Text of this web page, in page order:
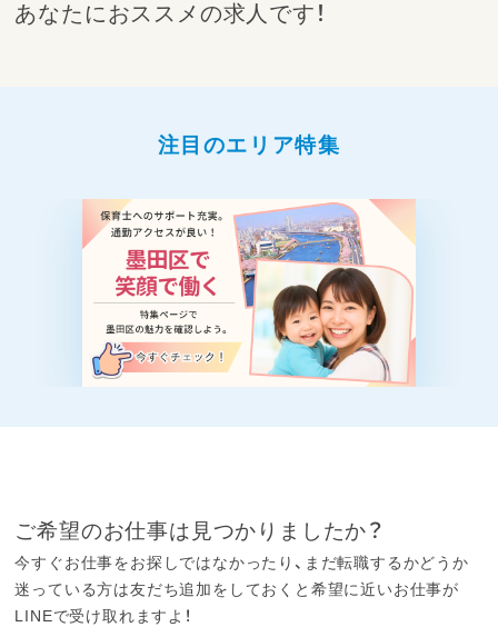
あなたにおススメの求人です！
注目のエリア特集
ご希望のお仕事は見つかりましたか？
今すぐお仕事をお探しではなかったり、まだ転職するかどうか
迷っている方は友だち追加をしておくと希望に近いお仕事が
LINEで受け取れますよ！